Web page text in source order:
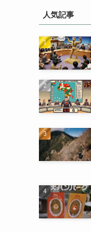
人気記事